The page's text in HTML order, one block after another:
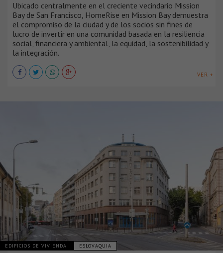
Ubicado centralmente en el creciente vecindario Mission
Bay de San Francisco, HomeRise en Mission Bay demuestra
el compromiso de la ciudad y de los socios sin fines de
lucro de invertir en una comunidad basada en la resiliencia
social, financiera y ambiental, la equidad, la sostenibilidad y
la integración.
VER +
EDIFICIOS DE VIVIENDA ESLOVAQUIA